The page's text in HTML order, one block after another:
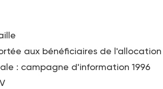
aux bénéficiaires de
: campagne d'information 1996